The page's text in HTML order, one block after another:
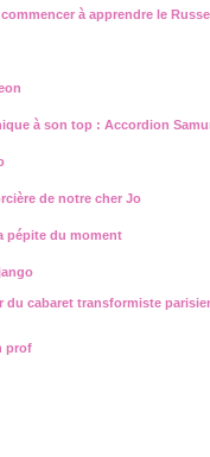
à apprendre le
à son top : Accordion
de notre cher Jo
pépite du moment
du cabaret transformiste
prof